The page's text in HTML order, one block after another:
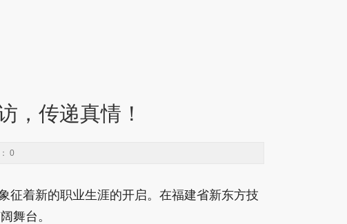
，传递真情！
0
征着新的职业生涯的开启。在福建省新东方技
舞台。